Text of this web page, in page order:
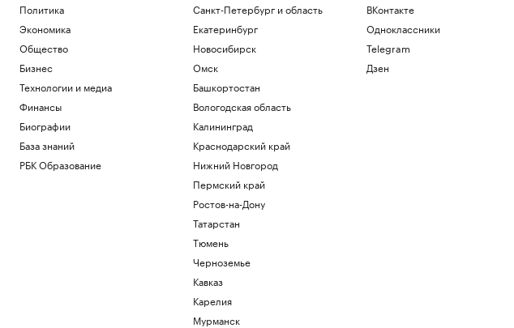
Военная операция на Украине. Главное
Политика
ИИ компании Meta во время
тестирования взломал систему другой
компании
Технологии и медиа
В аэропортах Татарстана сняли
ограничения на полеты
Татарстан
Отпуск без «сюрпризов»: пять вещей, о
11 мифов об ИИ в промышленности — и
Суды и новые траты. Чем еще грозит
Политика
Экономика
Общество
Бизнес
Технологии и медиа
Финансы
Биографии
База знаний
РБК Образование
Санкт-Петербург и область
Екатеринбург
Новосибирск
Омск
Башкортостан
Вологодская область
Калининград
Краснодарский край
Нижний Новгород
Пермский край
Ростов-на-Дону
Татарстан
Тюмень
Черноземье
Кавказ
Карелия
Мурманск
ВКонтакте
Одноклассники
Telegram
Дзен